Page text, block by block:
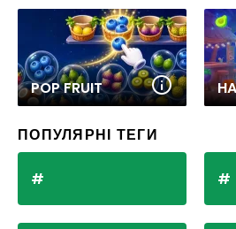
POP FRUIT
ПОПУЛЯРНІ ТЕГИ